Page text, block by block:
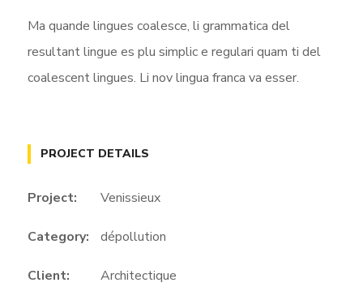
Ma quande lingues coalesce, li grammatica del
resultant lingue es plu simplic e regulari quam ti del
coalescent lingues. Li nov lingua franca va esser.
PROJECT DETAILS
Project: Venissieux
Category: dépollution
Client: Architectique